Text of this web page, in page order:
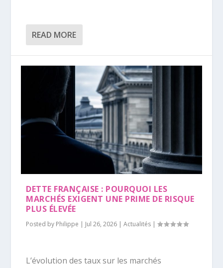
READ MORE
DETTE FRANÇAISE : POURQUOI LES
MARCHÉS EXIGENT UNE PRIME DE RISQUE
PLUS ÉLEVÉE
Posted by Philippe | Jul 26, 2026 |Actualités |
L’évolution des taux sur les marchés